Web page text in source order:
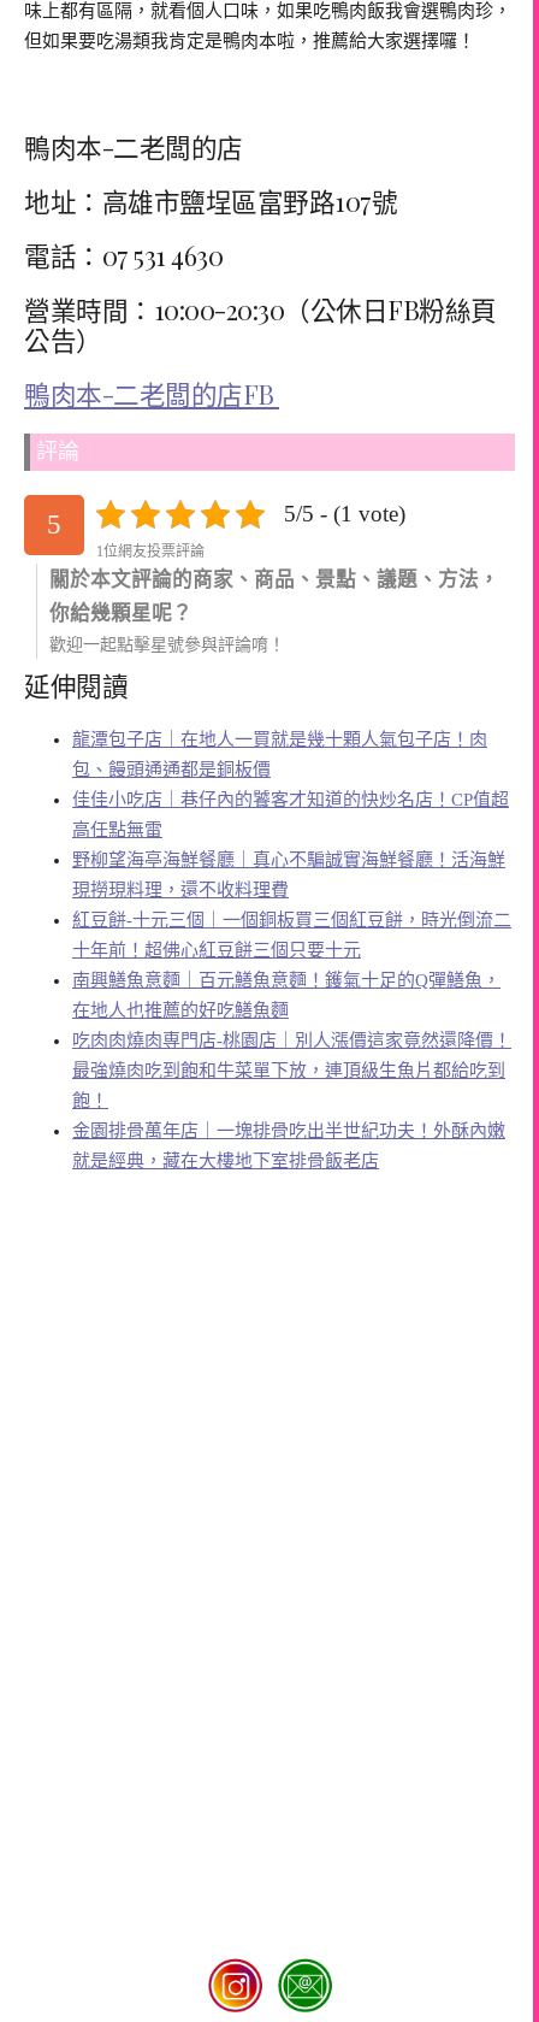
味上都有區隔，就看個人口味，如果吃鴨肉飯我會選鴨肉珍，
但如果要吃湯類我肯定是鴨肉本啦，推薦給大家選擇囉！
鴨肉本-二老闆的店
地址：高雄市鹽埕區富野路107號
電話：07 531 4630
營業時間：10:00-20:30（公休日FB粉絲頁
公告）
鴨肉本-二老闆的店FB
評論
5 5/5 - (1 vote)
1位網友投票評論
關於本文評論的商家、商品、景點、議題、方法，
你給幾顆星呢？
歡迎一起點擊星號參與評論唷！
延伸閱讀
龍潭包子店｜在地人一買就是幾十顆人氣包子店！肉
包、饅頭通通都是銅板價
佳佳小吃店｜巷仔內的饕客才知道的快炒名店！CP值超
高任點無雷
野柳望海亭海鮮餐廳｜真心不騙誠實海鮮餐廳！活海鮮
現撈現料理，還不收料理費
紅豆餅-十元三個｜一個銅板買三個紅豆餅，時光倒流二
十年前！超佛心紅豆餅三個只要十元
南興鱔魚意麵｜百元鱔魚意麵！鑊氣十足的Q彈鱔魚，
在地人也推薦的好吃鱔魚麵
吃肉肉燒肉専門店-桃園店｜別人漲價這家竟然還降價！
最強燒肉吃到飽和牛菜單下放，連頂級生魚片都給吃到
飽！
金園排骨萬年店｜一塊排骨吃出半世紀功夫！外酥內嫩
就是經典，藏在大樓地下室排骨飯老店